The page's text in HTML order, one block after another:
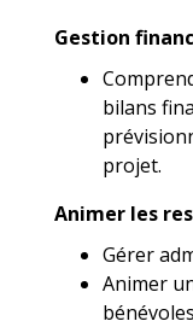
Gestion
bilans
projet.
Animer les
Gérer
Animer